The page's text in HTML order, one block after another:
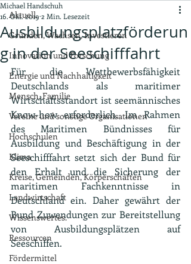
Aktuell.
Gründen, Wachsen, Investieren
Innovation und Forschung
Energie und Nachhaltigkeit
Mensch, Familie
Vereine und sonstige Organisationen
Hochschulen
Klima
Kreise, Gemeinden, Körperschaften
Landwirtschaft
Wissenswertes.
Ressourcen
Fördermittel
Ausbildungsplatzförderun
g in der Seeschifffahrt
Michael Handschuh
16. Okt. 2019 2 Min. Lesezeit
Für die Wettbewerbsfähigkeit
Deutschlands als maritimer
Wirtschaftsstandort ist seemännisches
Know-how erforderlich. Im Rahmen
des Maritimen Bündnisses für
Ausbildung und Beschäftigung in der
Seeschifffahrt setzt sich der Bund für
den Erhalt und die Sicherung der
maritimen Fachkenntnisse in
Deutschland ein. Daher gewährt der
Bund Zuwendungen zur Bereitstellung
von Ausbildungsplätzen auf
Seeschiffen.